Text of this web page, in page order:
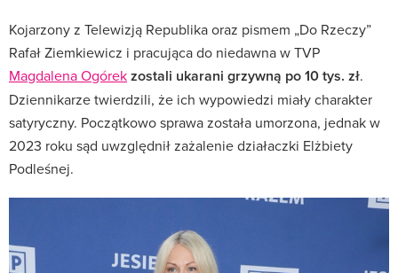
Kojarzony z Telewizją Republika oraz pismem „Do Rzeczy”
Rafał Ziemkiewicz i pracująca do niedawna w TVP
Magdalena Ogórekzostali ukarani grzywną po 10 tys. zł.
Dziennikarze twierdzili, że ich wypowiedzi miały charakter
satyryczny. Początkowo sprawa została umorzona, jednak w
2023 roku sąd uwzględnił zażalenie działaczki Elżbiety
Podleśnej.